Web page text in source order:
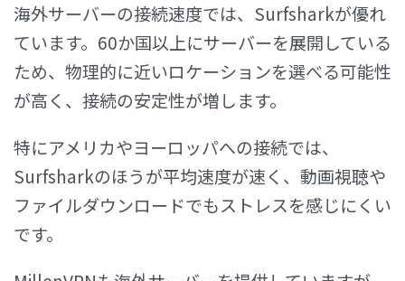
海外サーバーの接続速度では、Surfsharkが優れ
ています。60か国以上にサーバーを展開している
ため、物理的に近いロケーションを選べる可能性
が高く、接続の安定性が増します。
特にアメリカやヨーロッパへの接続では、
Surfsharkのほうが平均速度が速く、動画視聴や
ファイルダウンロードでもストレスを感じにくい
です。